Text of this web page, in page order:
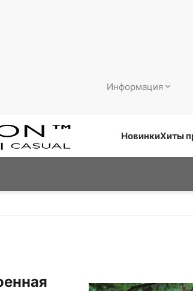
Информация
НовинкиХиты